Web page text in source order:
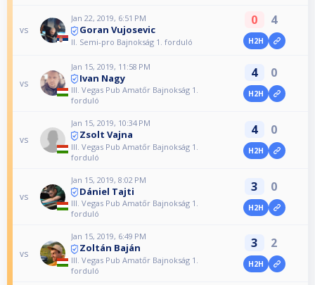
vs
Jan 22, 2019, 6:51 PM
Goran Vujosevic
II. Semi-pro Bajnokság 1. forduló
0 4
H2H
vs
Jan 15, 2019, 11:58 PM
Ivan Nagy
III. Vegas Pub Amatőr Bajnokság 1.
forduló
4 0
H2H
vs
Jan 15, 2019, 10:34 PM
Zsolt Vajna
III. Vegas Pub Amatőr Bajnokság 1.
forduló
4 0
H2H
vs
Jan 15, 2019, 8:02 PM
Dániel Tajti
III. Vegas Pub Amatőr Bajnokság 1.
forduló
3 0
H2H
vs
Jan 15, 2019, 6:49 PM
Zoltán Baján
III. Vegas Pub Amatőr Bajnokság 1.
forduló
3 2
H2H